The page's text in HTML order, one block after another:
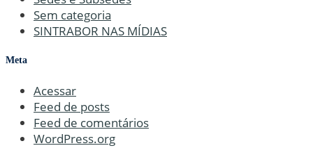
Sem categoria
SINTRABOR NAS MÍDIAS
Meta
Acessar
Feed de posts
Feed de comentários
WordPress.org